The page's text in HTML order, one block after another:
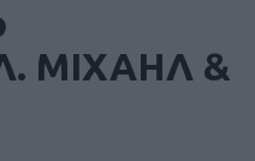
ΜΙΧΑΗΛ &